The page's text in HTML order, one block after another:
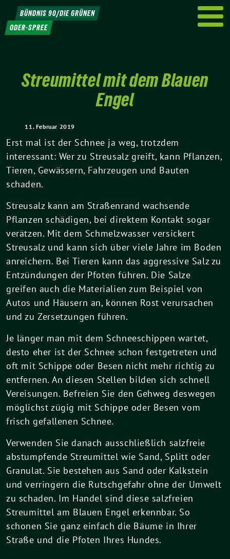
Weiter
zum
Inhalt
BÜNDNIS 90/DIE GRÜNEN
ODER-SPREE
Streumittel mit dem Blauen
Engel
11. Februar 2019
Erst mal ist der Schnee ja weg, trotzdem
interessant: Wer zu Streusalz greift, kann Pflanzen,
Tieren, Gewässern, Fahrzeugen und Bauten
schaden.
Streusalz kann am Straßenrand wachsende
Pflanzen schädigen, bei direktem Kontakt sogar
verätzen. Mit dem Schmelzwasser versickert
Streusalz und kann sich über viele Jahre im Boden
anreichern. Bei Tieren kann das aggressive Salz zu
Entzündungen der Pfoten führen. Die Salze
greifen auch die Materialien zum Beispiel von
Autos und Häusern an, können Rost verursachen
und zu Zersetzungen führen.
Je länger man mit dem Schneeschippen wartet,
desto eher ist der Schnee schon festgetreten und
oft mit Schippe oder Besen nicht mehr richtig zu
entfernen. An diesen Stellen bilden sich schnell
Vereisungen. Befreien Sie den Gehweg deswegen
möglichst zügig mit Schippe oder Besen vom
frisch gefallenen Schnee.
Verwenden Sie danach ausschließlich salzfreie
abstumpfende Streumittel wie Sand, Splitt oder
Granulat. Sie bestehen aus Sand oder Kalkstein
und verringern die Rutschgefahr ohne der Umwelt
zu schaden. Im Handel sind diese salzfreien
Streumittel am Blauen Engel erkennbar. So
schonen Sie ganz einfach die Bäume in Ihrer
Straße und die Pfoten Ihres Hundes.